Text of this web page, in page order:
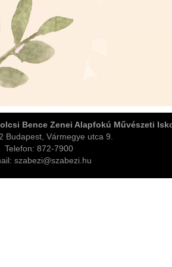
Bence Zenei Alapfokú Művészeti
Budapest, Vármegye utca 9.
Telefon: 872-7900
szabezi@szabezi.hu